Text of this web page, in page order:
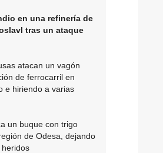
en una refinería de
tras un ataque
atacan un vagón
de ferrocarril en
e hiriendo a varias
un buque con trigo
de Odesa, dejando